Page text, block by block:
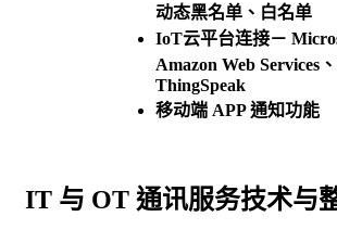
动态黑名单、白名单
IoT云平台连接－
Amazon Web Services
ThingSpeak
移动端 APP 通知功能
IT 与 OT 通讯服务技术与